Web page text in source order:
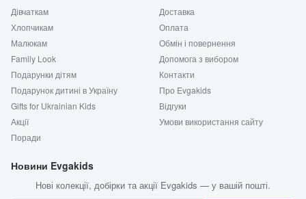
Дівчаткам
Хлопчикам
Малюкам
Family Look
Подарунки дітям
Подарунок дитині в Україну
Gifts for Ukrainian Kids
Акції
Поради
Доставка
Оплата
Обмін і повернення
Допомога з вибором
Контакти
Про Evgakids
Відгуки
Умови використання сайту
Новини Evgakids
Нові колекції, добірки та акції Evgakids — у вашій пошті.